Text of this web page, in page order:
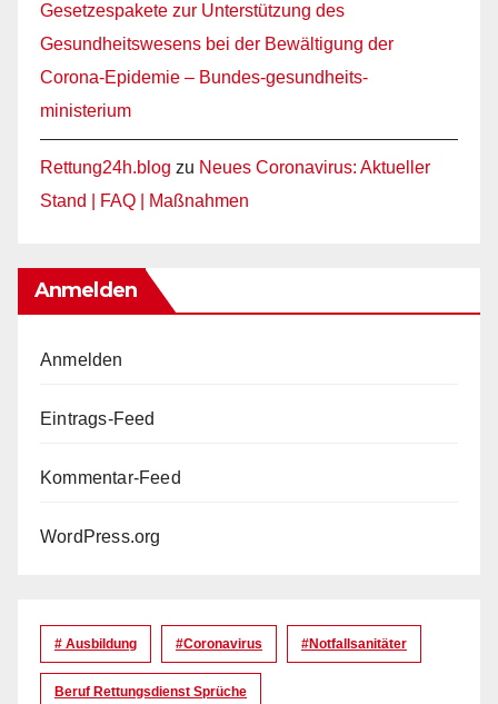
Gesetzespakete zur Unterstützung des
Gesundheitswesens bei der Bewältigung der
Corona-Epidemie – Bundes-gesundheits-
ministerium
Rettung24h.blog zu Neues Coronavirus: Aktueller
Stand | FAQ | Maßnahmen
Anmelden
Anmelden
Eintrags-Feed
Kommentar-Feed
WordPress.org
# Ausbildung #coronavirus #Notfallsanitäter
Beruf Rettungsdienst Sprüche